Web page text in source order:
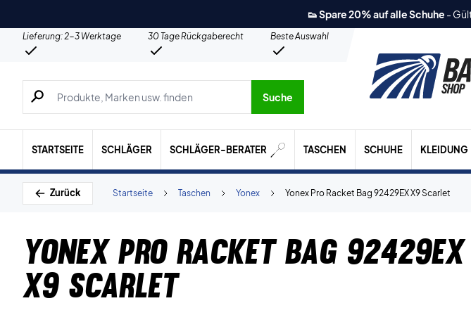
👟 Spare 20% auf alle Schuhe -
Lieferung: 2-3 Werktage 30 Tage Rückgaberecht
Beste Auswahl
Suche nach Produkten, Marken usw.
Suche
STARTSEITE SCHLÄGER SCHLÄGER-BERATER TASCHEN SCHUHE KLEIDUNG
Zurück Yonex Pro Racket Bag 92429EX X9 Scarlet
Yonex
Taschen
Startseite
Yonex Pro Racket Bag 92429EX
X9 Scarlet